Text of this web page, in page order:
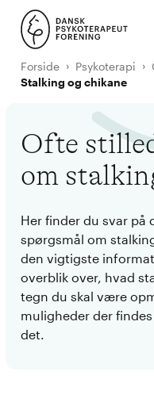
Forside Psykoterapi
Stalking og chikane
Ofte
om
Her finder du svar på
spørgsmål om
den vigtigste
overblik over, hvad
tegn du skal være
muligheder der
det.